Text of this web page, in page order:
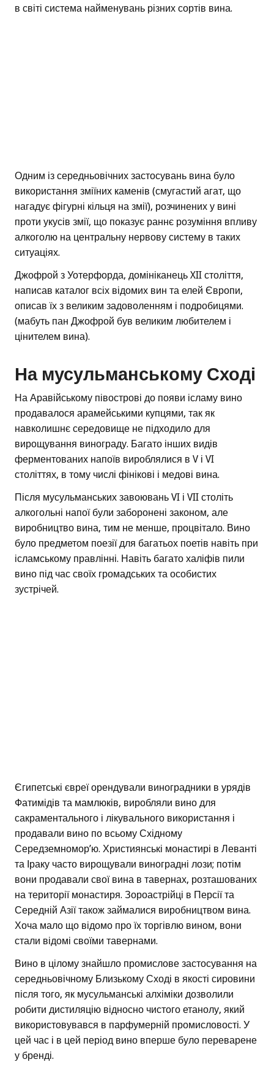
в світі система найменувань різних сортів вина.
Одним із середньовічних застосувань вина було
використання зміїних каменів (смугастий агат, що
нагадує фігурні кільця на змії), розчинених у вині
проти укусів змії, що показує раннє розуміння впливу
алкоголю на центральну нервову систему в таких
ситуаціях.
Джофрой з Уотерфорда, домініканець XII століття,
написав каталог всіх відомих вин та елей Європи,
описав їх з великим задоволенням і подробицями.
(мабуть пан Джофрой був великим любителем і
цінителем вина).
На мусульманському Сході
На Аравійському півострові до появи ісламу вино
продавалося арамейськими купцями, так як
навколишнє середовище не підходило для
вирощування винограду. Багато інших видів
ферментованих напоїв вироблялися в V і VI
століттях, в тому числі фінікові і медові вина.
Після мусульманських завоювань VI і VII століть
алкогольні напої були заборонені законом, але
виробництво вина, тим не менше, процвітало. Вино
було предметом поезії для багатьох поетів навіть при
ісламському правлінні. Навіть багато халіфів пили
вино під час своїх громадських та особистих
зустрічей.
Єгипетські євреї орендували виноградники в урядів
Фатимідів та мамлюків, виробляли вино для
сакраментального і лікувального використання і
продавали вино по всьому Східному
Середземномор’ю. Християнські монастирі в Леванті
та Іраку часто вирощували виноградні лози; потім
вони продавали свої вина в тавернах, розташованих
на території монастиря. Зороастрійці в Персії та
Середній Азії також займалися виробництвом вина.
Хоча мало що відомо про їх торгівлю вином, вони
стали відомі своїми тавернами.
Вино в цілому знайшло промислове застосування на
середньовічному Близькому Сході в якості сировини
після того, як мусульманські алхіміки дозволили
робити дистиляцію відносно чистого етанолу, який
використовувався в парфумерній промисловості. У
цей час і в цей період вино вперше було переварене
у бренді.